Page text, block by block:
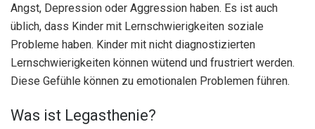
Angst, Depression oder Aggression haben. Es ist auch
üblich, dass Kinder mit Lernschwierigkeiten soziale
Probleme haben. Kinder mit nicht diagnostizierten
Lernschwierigkeiten können wütend und frustriert werden.
Diese Gefühle können zu emotionalen Problemen führen.
Was ist Legasthenie?